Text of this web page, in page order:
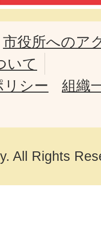
市役所へのア
いて
シー
組織
All Rights